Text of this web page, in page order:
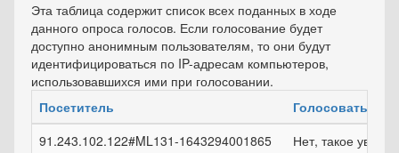
Эта таблица содержит список всех поданных в ходе
данного опроса голосов. Если голосование будет
доступно анонимным пользователям, то они будут
идентифицироваться по IP-адресам компьютеров,
использовавшихся ими при голосовании.
Посетитель
Голосовать
91.243.102.122#ML131-1643294001865
Нет, такое